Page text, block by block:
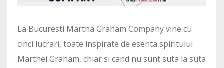
La Bucuresti Martha Graham Company vine cu
cinci lucrari, toate inspirate de esenta spiritului
Marthei Graham, chiar si cand nu sunt suta la suta